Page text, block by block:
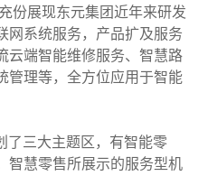
份展现东元集团近年来研发
网系统服务，产品扩及服务
云端智能维修服务、智慧路
管理等，全方位应用于智能
了三大主题区，有智能零
智慧零售所展示的服务型机